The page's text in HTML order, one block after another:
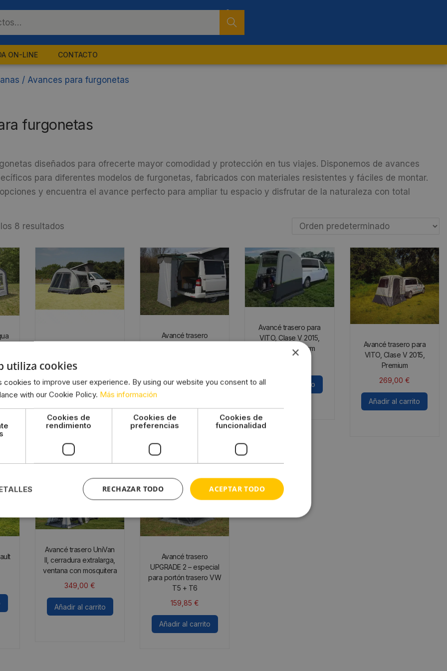
Busca
0
ON-LINE CONTACTO
/ Avances para furgonetas
furgonetas
diseñados para ofrecerte mayor comodidad y protección en tus viajes. Disponemos de avances
para diferentes modelos de furgonetas, fabricados con materiales resistentes y fáciles de montar.
y encuentra el avance perfecto para ampliar tu espacio y disfrutar de la naturaleza con total
8 resultados
Avancé lateral Española
185-220cm El avancé
utilizar como toldo
€
Añadir al carrito
Avancé trasero
Avancé trasero para
VITO, Clase V 2015,
200x195x208cm
Añadir al carrito
Avancé trasero para
VITO, Clase V 2015,
Premium
269,00 €
Añadir al carrito
Avancé trasero UniVan
II, cerradura extralarga,
ventana con mosquitera
349,00€
Añadir al carrito
Avancé trasero
UPGRADE 2 – especial
para portón trasero VW
T5 + T6
159,85 €
Añadir al carrito
×
utiliza cookies
cookies to improve user experience. By using our website you consent to all
with our Cookie Policy. Más información
Cookies de
rendimiento
Cookies de
preferencias
Cookies de
funcionalidad
ACEPTAR TODO
RECHAZAR TODO